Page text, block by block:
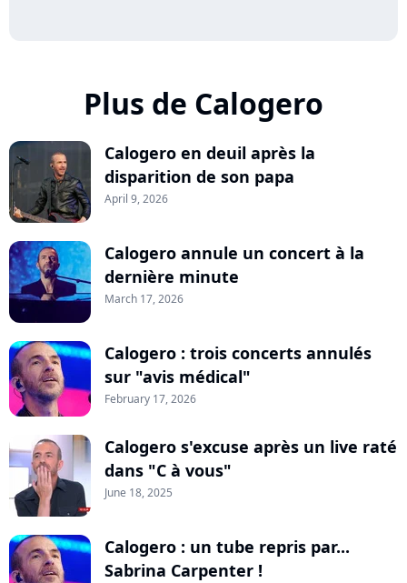
Plus de Calogero
Calogero en deuil après la
disparition de son papa
April 9, 2026
Calogero annule un concert à la
dernière minute
March 17, 2026
Calogero : trois concerts annulés
sur "avis médical"
February 17, 2026
Calogero s'excuse après un live raté
dans "C à vous"
June 18, 2025
Calogero : un tube repris par...
Sabrina Carpenter !